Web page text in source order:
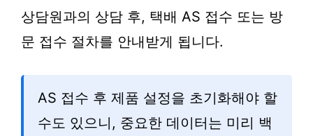
상담원과의 상담 후, 택배 AS 접수 또는 방
문 접수 절차를 안내받게 됩니다.
AS 접수 후 제품 설정을 초기화해야 할
수도 있으니, 중요한 데이터는 미리 백